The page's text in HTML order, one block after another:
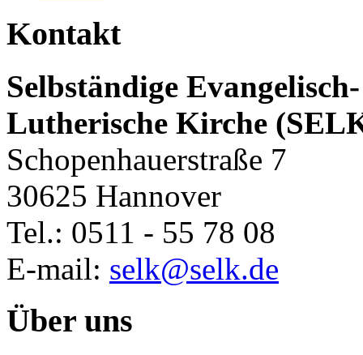
Kontakt
Selbständige Evangelisch-
Lutherische Kirche
Schopenhauerstraße 7
30625 Hannover
Tel.: 0511 - 55 78 08
E-mail: selk@selk.de
Über uns